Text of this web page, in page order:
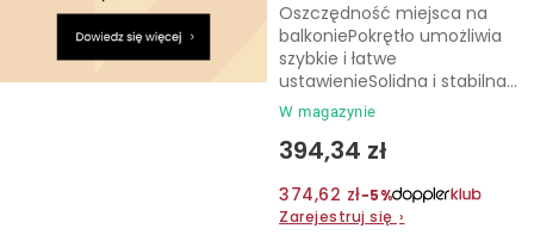
W magazynie
394,34 zł
374,62 zł−5%
Zarejestruj się ›
Oszczędność miejsca na
balkoniePokrętło umożliwia
szybkie i łatwe
ustawienieSolidna i stabilna...